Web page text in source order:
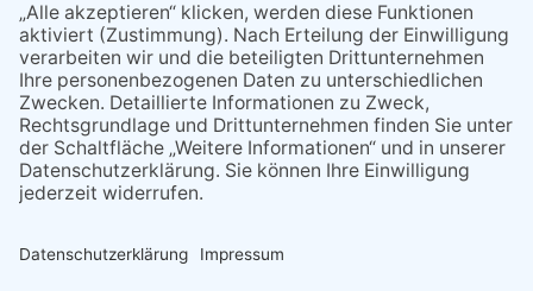
Literarischer Rückblick
Alte Schule
Kommentiert vor: 3 Jahre 18 Wochen
Abschaltung der Straßenbeleuchtung
Abschaltung der Strassenbeleuchtung
Kommentiert vor:3 Jahre 29 Wochen